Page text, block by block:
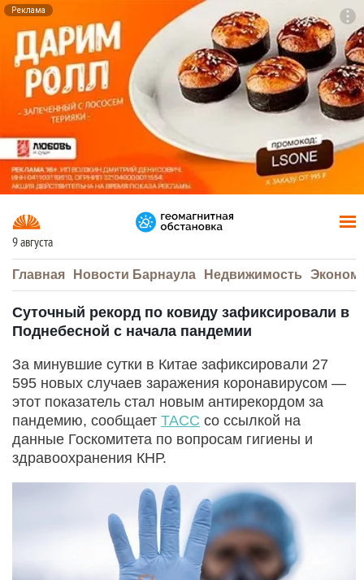
Реклама
9 августа
Главная Новости Барнаула Недвижимость
Суточный рекорд по ковиду зафиксировали в
Поднебесной с начала пандемии
За минувшие сутки в Китае зафиксировали 27
595 новых случаев заражения коронавирусом —
этот показатель стал новым антирекордом за
пандемию, сообщает ТАСС со ссылкой на
данные Госкомитета по вопросам гигиены и
здравоохранения КНР.